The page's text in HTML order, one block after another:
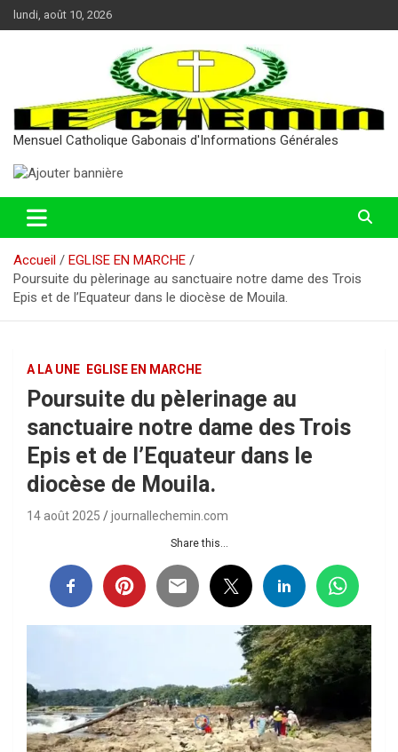
Aller
au
lundi, août 10, 2026
Mensuel Catholique Gabonais d'Informations Générales
Accueil
EGLISE EN MARCHE
Poursuite du pèlerinage au sanctuaire notre dame des Trois
Epis et de l’Equateur dans le diocèse de Mouila.
A LA UNE EGLISE EN MARCHE
Poursuite du pèlerinage au
sanctuaire notre dame des Trois
Epis et de l’Equateur dans le
diocèse de Mouila.
14 août 2025 journallechemin.com
Share this...